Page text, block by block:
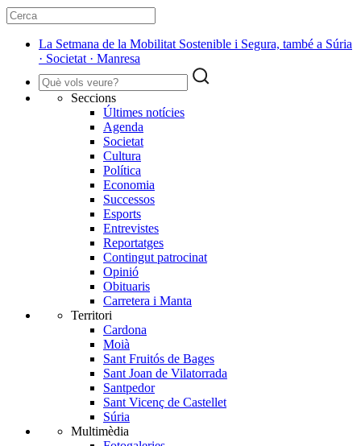
La Setmana de la Mobilitat Sostenible i Segura, també a Súria
· Societat · Manresa
Seccions
Últimes notícies
Agenda
Societat
Cultura
Política
Economia
Successos
Esports
Entrevistes
Reportatges
Contingut patrocinat
Opinió
Obituaris
Carretera i Manta
Territori
Cardona
Moià
Sant Fruitós de Bages
Sant Joan de Vilatorrada
Santpedor
Sant Vicenç de Castellet
Súria
Multimèdia